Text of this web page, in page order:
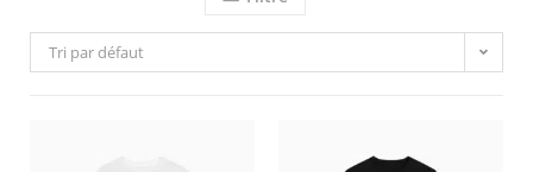
Tri par défaut